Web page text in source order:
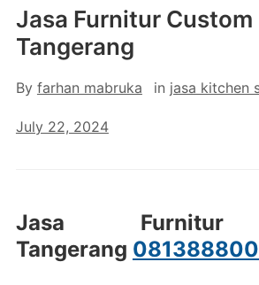
Jasa Furnitur Custom
Tangerang
By farhan mabruka in jasa kitchen
July 22, 2024
Jasa Furnitur
Tangerang